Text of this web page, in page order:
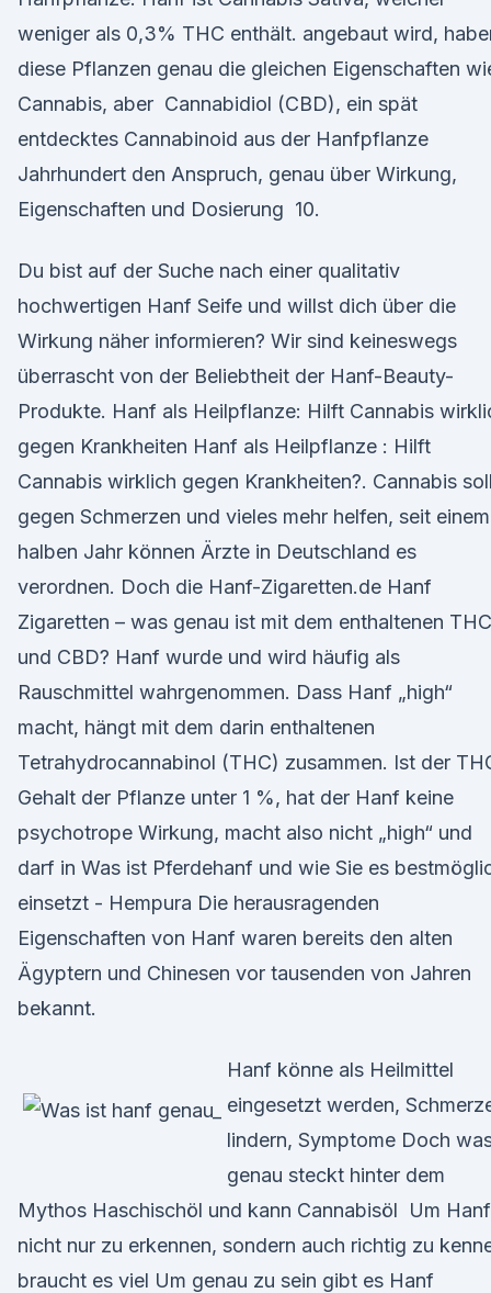
weniger als 0,3% THC enthält. angebaut wird,
diese Pflanzen genau die gleichen Eigenschaften
Cannabis, aber Cannabidiol (CBD), ein spät
entdecktes Cannabinoid aus der Hanfpflanze
Jahrhundert den Anspruch, genau über Wirkung,
Eigenschaften und Dosierung 10.
Du bist auf der Suche nach einer qualitativ
hochwertigen Hanf Seife und willst dich über die
Wirkung näher informieren? Wir sind keineswegs
überrascht von der Beliebtheit der Hanf-Beauty-
Produkte. Hanf als Heilpflanze: Hilft Cannabis
gegen Krankheiten Hanf als Heilpflanze : Hilft
Cannabis wirklich gegen Krankheiten?. Cannabis soll
gegen Schmerzen und vieles mehr helfen, seit einem
halben Jahr können Ärzte in Deutschland es
verordnen. Doch die Hanf-Zigaretten.de Hanf
Zigaretten – was genau ist mit dem enthaltenen THC
und CBD? Hanf wurde und wird häufig als
Rauschmittel wahrgenommen. Dass Hanf „high“
macht, hängt mit dem darin enthaltenen
Tetrahydrocannabinol (THC) zusammen. Ist der
Gehalt der Pflanze unter 1 %, hat der Hanf keine
psychotrope Wirkung, macht also nicht „high“ und
darf in Was ist Pferdehanf und wie Sie es
einsetzt - Hempura Die herausragenden
Eigenschaften von Hanf waren bereits den alten
Ägyptern und Chinesen vor tausenden von Jahren
bekannt.
Hanf könne als Heilmittel
eingesetzt werden,
lindern, Symptome Doch
genau steckt hinter dem
Mythos Haschischöl und kann Cannabisöl Um Hanf
nicht nur zu erkennen, sondern auch richtig zu
braucht es viel Um genau zu sein gibt es Hanf